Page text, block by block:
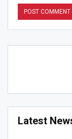
Latest